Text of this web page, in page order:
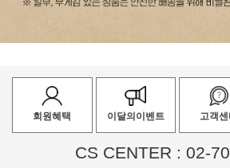
회원혜택 이달의이벤트 고객센
CS CENTER : 02-